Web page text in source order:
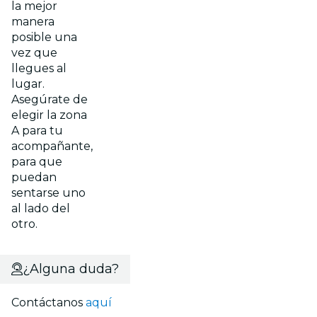
la mejor
manera
posible una
vez que
llegues al
lugar.
Asegúrate de
elegir la zona
A para tu
acompañante,
para que
puedan
sentarse uno
al lado del
otro.
¿Alguna duda?
Contáctanos aquí